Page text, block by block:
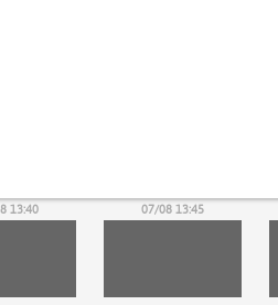
13:40 07/08 13:45